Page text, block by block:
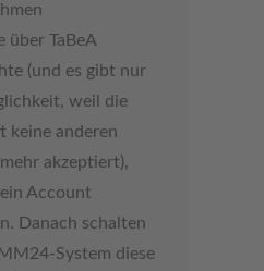
über TaBeA
(und es gibt nur
weil die
keine anderen
akzeptiert),
Account
Danach schalten
System diese